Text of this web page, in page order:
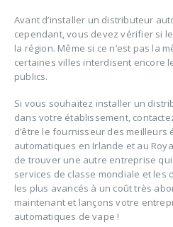
Avant d’installer un distributeur
cependant, vous devez vérifier si
la région. Même si ce n’est pas la
certaines villes interdisent encore
publics.
Si vous souhaitez installer un
dans votre établissement,
d’être le fournisseur des
automatiques en Irlande et au
de trouver une autre entreprise
services de classe mondiale et les
les plus avancés à un coût très
maintenant et lançons votre
automatiques de vape !